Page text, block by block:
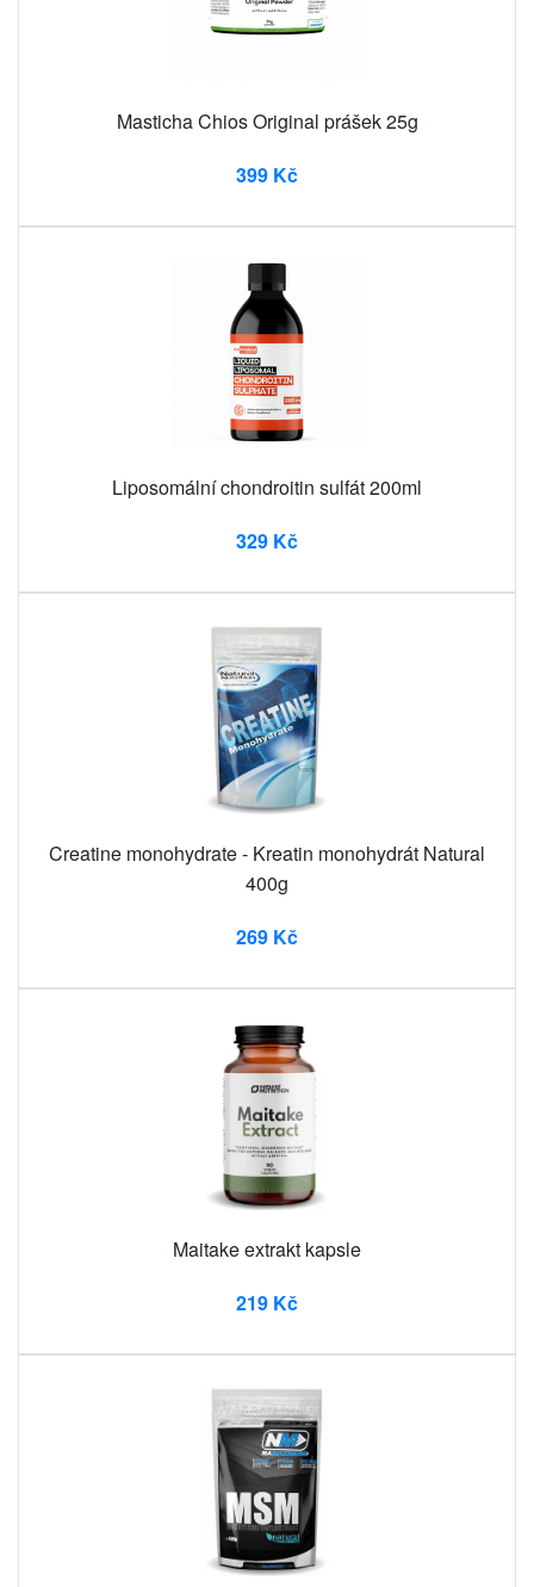
Masticha Chios Original prášek 25g
399 Kč
Liposomální chondroitin sulfát 200ml
329 Kč
Creatine monohydrate - Kreatin monohydrát Natural
400g
269 Kč
Maitake extrakt kapsle
219 Kč